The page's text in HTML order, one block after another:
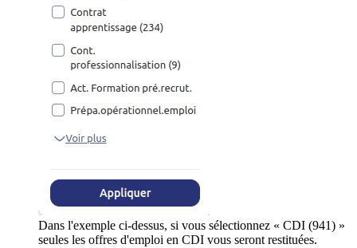
Dans l'exemple ci-dessus, si vous sélectionnez « CDI (941) »
seules les offres d'emploi en CDI vous seront restituées.